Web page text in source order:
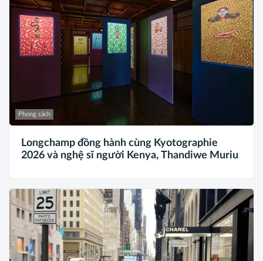
Phong cách
Longchamp đồng hành cùng Kyotographie
2026 và nghệ sĩ người Kenya, Thandiwe Muriu